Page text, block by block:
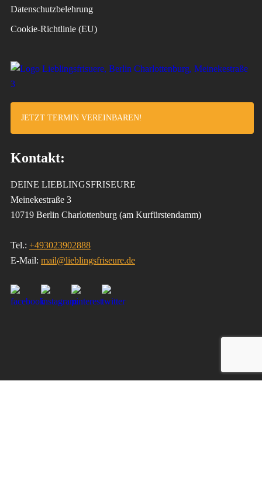
Datenschutzbelehrung
Cookie-Richtlinie (EU)
JETZT TERMIN VEREINBAREN!
Kontakt:
DEINE LIEBLINGSFRISEURE
Meinekestraße 3
10719 Berlin Charlottenburg (am Kurfürstendamm)
Tel.: +493023902888
E-Mail: mail@lieblingsfriseure.de